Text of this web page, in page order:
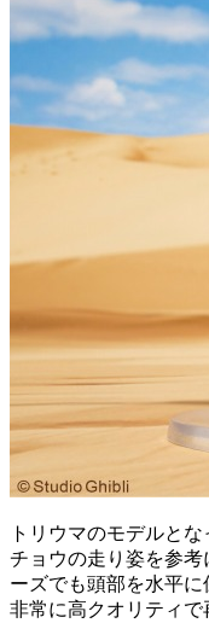
トリウマのモデルと
チョウの走り姿を参
ーズでも頭部を水平
非常に高クオリティ